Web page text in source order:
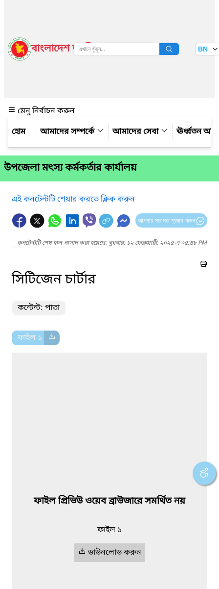
বাংলাদেশ জাতীয় তথ্য বাতায়ন BN
মেনু নির্বাচন করুন
আমাদের সম্পর্কে
আমাদের সেবা ঊর্ধ্বতন
উপজেলা মৎস্য কর্মকর্তার কার্যালয়
এই কনটেন্টটি শেয়ার করতে ক্লিক করুন
আপনার মতামত প্রদান করুন
কনটেন্টটি শেষ হাল-নাগাদ করা হয়েছে: বুধবার, ১২ ফেব্রুয়ারী, ২০২৫ এ ০৫:৪৮ PM
সিটিজেন চার্টার
কন্টেন্ট: পাতা
ফাইল ১
ফাইল প্রিভিউ ওয়েব ব্রাউজারে সমর্থিত নয়
ফাইল ১
ডাউনলোড করুন